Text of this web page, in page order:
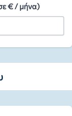
€ / μήνα)